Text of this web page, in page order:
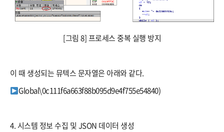
[그림 8] 프로세스 중복 실행 방지
이 때 생성되는 뮤텍스 문자열은 아래와 같다.
Global\0c111f6a663f88b095d9e4f755e54840)
4. 시스템 정보 수집 및 JSON 데이터 생성